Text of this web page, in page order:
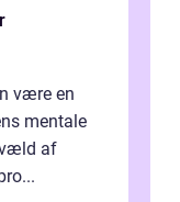
være en
mentale
væld af